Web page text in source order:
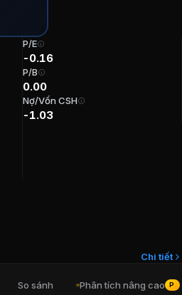
- CTCP Viet An
P/E
-0.16
P/B
0.00
Nợ/Vốn CSH
-1.03
Chi tiết
So sánh Phân tích nâng cao PRO